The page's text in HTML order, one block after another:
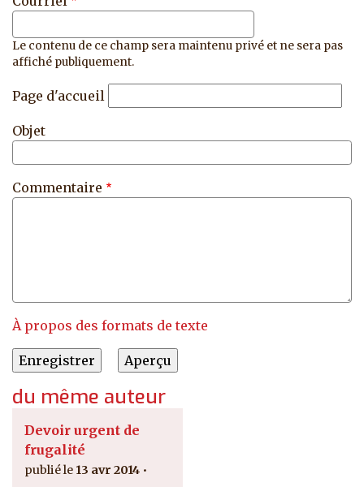
Le contenu de ce champ sera maintenu privé et ne sera pas
affiché publiquement.
Page d'accueil
Objet
Commentaire
À propos des formats de texte
du même auteur
Devoir urgent de
frugalité
13 avr 2014